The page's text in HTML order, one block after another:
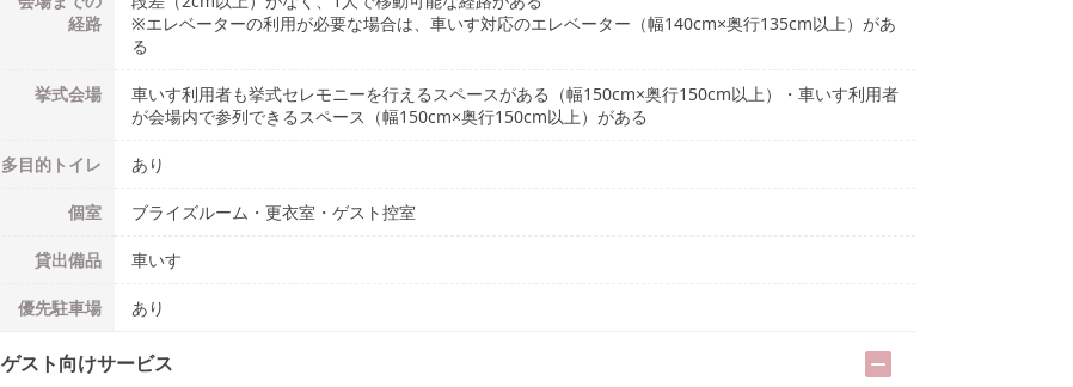
経路
※エレベーターの利用が必要な場合は、車いす対応のエレベーター（幅140cm×奥行135cm以上）があ
る
挙式会場
車いす利用者も挙式セレモニーを行えるスペースがある（幅150cm×奥行150cm以上）・車いす利用者
が会場内で参列できるスペース（幅150cm×奥行150cm以上）がある
多目的 トイレ あり
個室 ブライズルーム・更衣室・ゲスト控室
貸出備品 車いす
優先駐車場 あり
ゲスト向けサービス